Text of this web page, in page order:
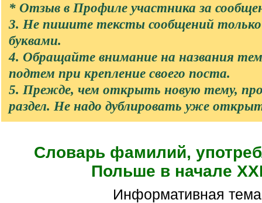
* Отзыв в Профиле участника за
3. Не пишите тексты сообщений
буквами.
4. Обращайте внимание на названия
подтем при крепление своего поста.
5. Прежде, чем открыть новую тему,
раздел. Не надо дублировать уже
Словарь фамилий,
Польше в начале
Информативная тема